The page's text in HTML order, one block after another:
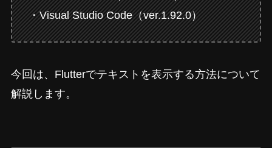
・Visual Studio Code（ver.1.92.0）
今回は、Flutterでテキストを表示する方法について
解説します。